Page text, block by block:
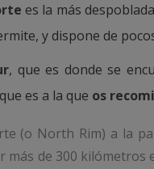
es la más
y dispone de
, que es donde se
es a la que os
(o North Rim) a la
más de 300